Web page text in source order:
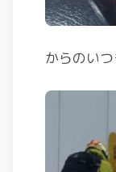
からのい